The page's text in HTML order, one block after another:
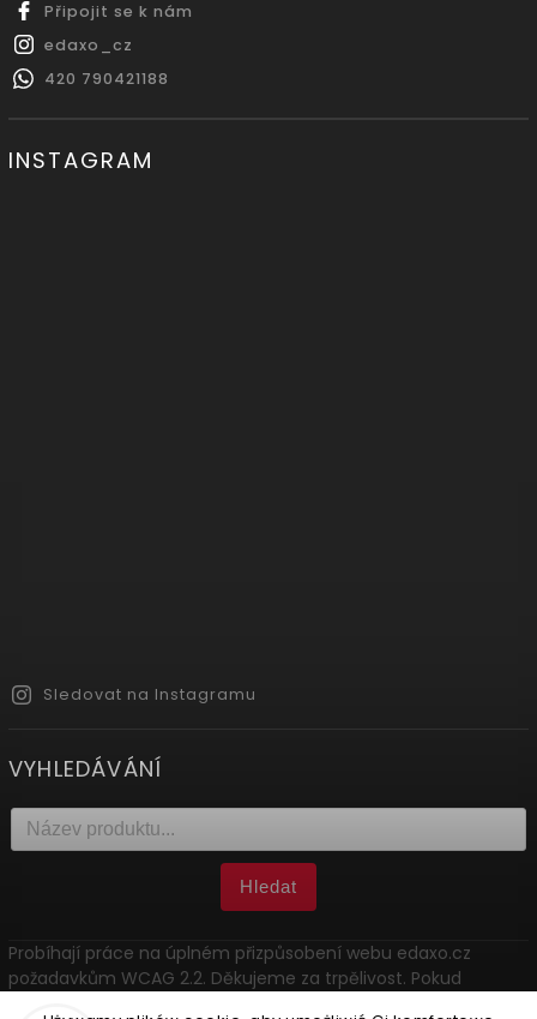
Připojit se k nám
edaxo_cz
420 790421188
INSTAGRAM
Sledovat na Instagramu
VYHLEDÁVÁNÍ
Hledat
Probíhají práce na úplném přizpůsobení webu edaxo.cz
požadavkům WCAG 2.2. Děkujeme za trpělivost. Pokud